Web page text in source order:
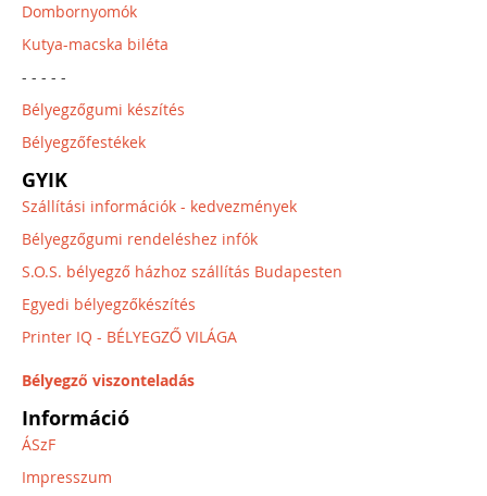
Dombornyomók
Kutya-macska biléta
- - - - -
Bélyegzőgumi készítés
Bélyegzőfestékek
GYIK
Szállítási információk - kedvezmények
Bélyegzőgumi rendeléshez infók
S.O.S. bélyegző házhoz szállítás Budapesten
Egyedi bélyegzőkészítés
Printer IQ - BÉLYEGZŐ VILÁGA
Bélyegző viszonteladás
Információ
ÁSzF
Impresszum